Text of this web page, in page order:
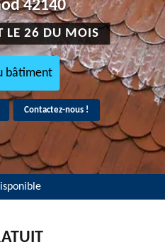
42140
LE 26 DU MOIS
bâtiment
Contactez-nous !